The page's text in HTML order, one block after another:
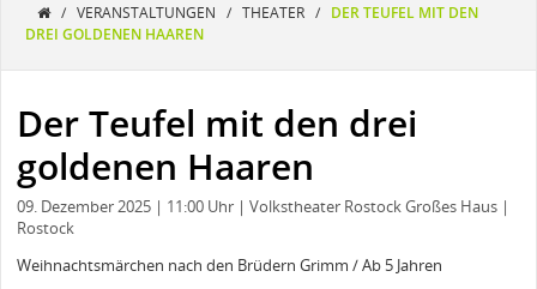
/ VERANSTALTUNGEN / THEATER / DER TEUFEL MIT DEN
DREI GOLDENEN HAAREN
Der Teufel mit den drei
goldenen Haaren
09. Dezember 2025 | 11:00 Uhr | Volkstheater Rostock Großes Haus |
Rostock
Weihnachtsmärchen nach den Brüdern Grimm / Ab 5 Jahren